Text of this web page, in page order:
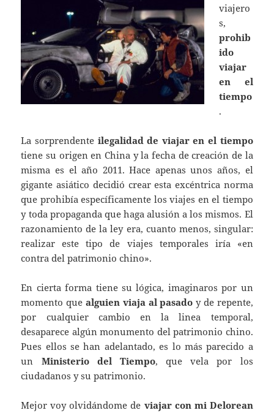
viajero
s,
prohib
ido
viajar
en el
tiempo
.
La sorprendente ilegalidad de viajar en el tiempo
tiene su origen en China y la fecha de creación de la
misma es el año 2011. Hace apenas unos años, el
gigante asiático decidió crear esta excéntrica norma
que prohibía específicamente los viajes en el tiempo
y toda propaganda que haga alusión a los mismos. El
razonamiento de la ley era, cuanto menos, singular:
realizar este tipo de viajes temporales iría «en
contra del patrimonio chino».
En cierta forma tiene su lógica, imaginaros por un
momento que alguien viaja al pasado y de repente,
por cualquier cambio en la linea temporal,
desaparece algún monumento del patrimonio chino.
Pues ellos se han adelantado, es lo más parecido a
un Ministerio del Tiempo, que vela por los
ciudadanos y su patrimonio.
Mejor voy olvidándome de viajar con mi Delorean